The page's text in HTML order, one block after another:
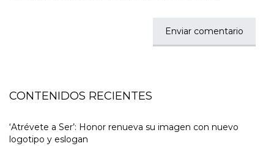
CONTENIDOS RECIENTES
‘Atrévete a Ser’: Honor renueva su imagen con nuevo
logotipo y eslogan